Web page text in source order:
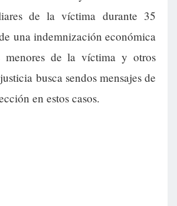
de la víctima durante 35
una indemnización económica
menores de la víctima y otros
busca sendos mensajes de
en estos casos.